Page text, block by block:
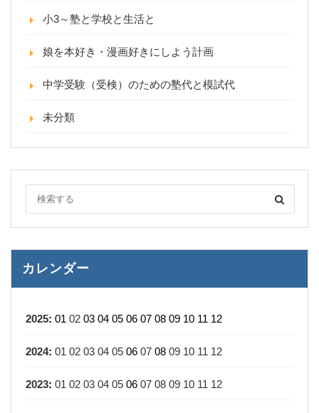
小3～塾と学校と生活と
娘を本好き・漫画好きにしよう計画
中学受験（受検）のための塾代と模試代
未分類
カレンダー
2025: 01 02 03 04 05 06 07 08 09 10 11 12
2024: 01 02 03 04 05 06 07 08 09 10 11 12
2023: 01 02 03 04 05 06 07 08 09 10 11 12